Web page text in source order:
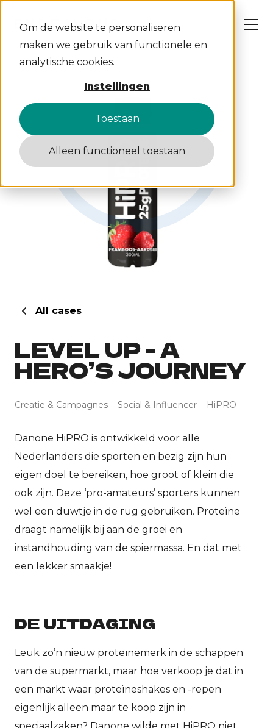
Om de website te personaliseren
maken we gebruik van functionele en
analytische cookies.
Instellingen
Toestaan
Alleen functioneel toestaan
Over ons
All cases
LEVEL UP - A
HERO’S JOURNEY
Creatie & Campagnes Social & Influencer HiPRO
Danone HiPRO is ontwikkeld voor alle
Nederlanders die sporten en bezig zijn hun
eigen doel te bereiken, hoe groot of klein die
ook zijn. Deze ‘pro-amateurs’ sporters kunnen
wel een duwtje in de rug gebruiken. Proteïne
draagt namelijk bij aan de groei en
instandhouding van de spiermassa. En dat met
een lekker smaakje!
DE UITDAGING
Leuk zo’n nieuw proteïnemerk in de schappen
van de supermarkt, maar hoe verkoop je dat in
een markt waar proteïneshakes en -repen
eigenlijk alleen maar te koop zijn in